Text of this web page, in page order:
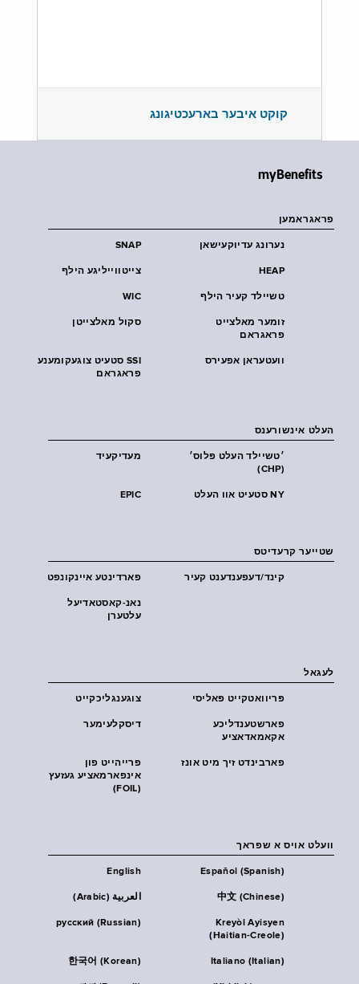
קוקט איבער בארעכטיגונג
myBenefits
פראגראמען
SNAP נערונג עדיוקעישאן
צייטווייליגע הילף HEAP
WIC טשיילד קעיר הילף
סקול מאלצייטן
זומער מאלצייט
פראגראם
SSI סטעיט צוגעקומענע
פראגראם
וועטעראן אפעירס
העלט אינשורענס
מעדיקעיד
׳טשיילד העלט פּלוס׳
(CHP)
EPIC NY סטעיט אוו העלט
שטייער קרעדיטס
פארדינטע איינקונפט קינד/דעפענדענט קעיר
נאנ-קאסטאדיעל
עלטערן
לעגאל
צוגענגליכקייט פּריוואטקייט פּאליסי
דיסקלעימער
פארשטענדליכע
אקאמאדאציע
פרייהייט פון
אינפארמאציע געזעץ
(FOIL)
פארבינדט זיך מיט אונז
וועלט אויס א שפראך
English Español (Spanish)
العربية (Arabic) 中文 (Chinese)
русский (Russian)
Kreyòl Ayisyen
(Haitian-Creole)
한국어 (Korean) Italiano (Italian)